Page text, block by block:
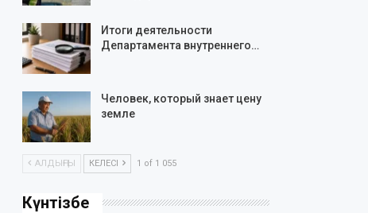
Итоги деятельности
Департамента внутреннего…
Человек, который знает цену
земле
АЛДЫҢҒЫ КЕЛЕСІ 1 of 1 055
Күнтізбе